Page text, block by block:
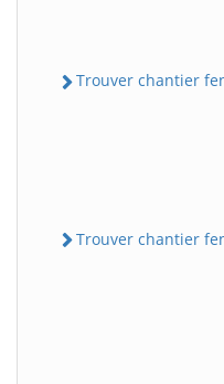
Trouver chantier
Trouver chantier